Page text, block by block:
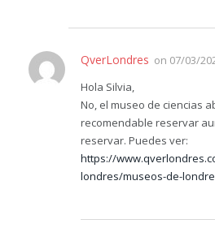
QverLondres on 07/03/
Hola Silvia,
No, el museo de ciencias
recomendable reservar
reservar. Puedes ver:
https://
londres/museos-de-